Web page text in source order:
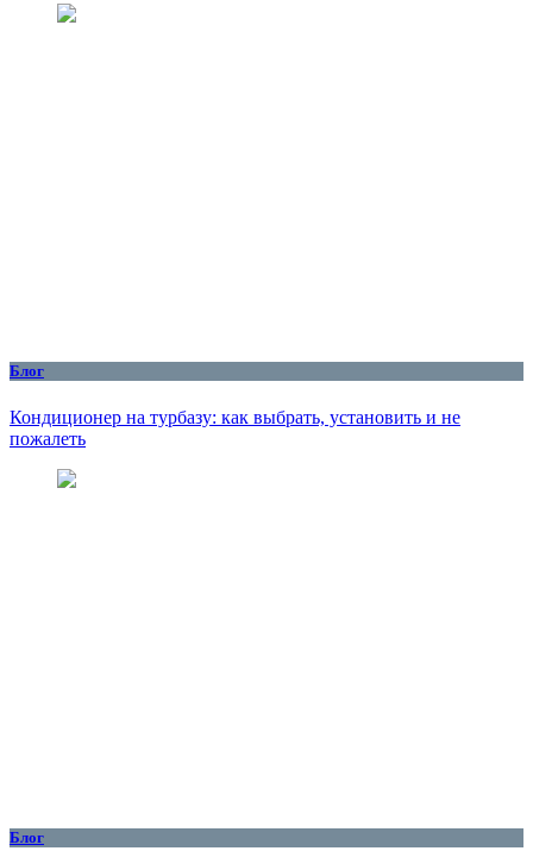
Блог
Кондиционер на турбазу: как выбрать, установить и не
пожалеть
Блог